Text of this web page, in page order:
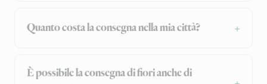
Quanto costa la consegna nella mia città?
È possibile la consegna di fiori anche di